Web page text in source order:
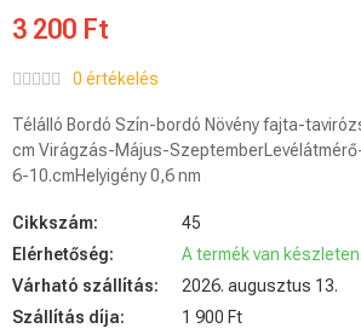
3 200 Ft
0 értékelés
Télálló Bordó Szín-bordó Növény fajta-
cm Virágzás-Május-
6-10.cmHelyigény 0,6 nm
Cikkszám:
45
Elérhetőség:
A termék van készleten.
Várható szállítás:
2026. augusztus 13.
Szállítás díja:
1 900 Ft